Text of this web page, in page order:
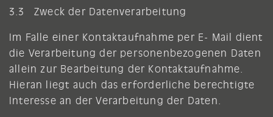
3.3 Zweck der Datenverarbeitung
Im Falle einer Kontaktaufnahme per E- Mail dient
die Verarbeitung der personenbezogenen Daten
allein zur Bearbeitung der Kontaktaufnahme.
Hieran liegt auch das erforderliche berechtigte
Interesse an der Verarbeitung der Daten.